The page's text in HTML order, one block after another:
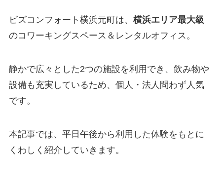
ビズコンフォート横浜元町は、 横浜エリア最大級
のコワーキングスペース＆レンタルオフィス。
静かで広々とした2つの施設を利用でき、飲み物や
設備も充実しているため、個人・法人問わず人気
です。
本記事では、平日午後から利用した体験をもとに
くわしく紹介していきます。